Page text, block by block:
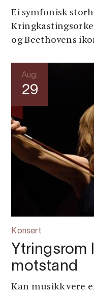
Ei symfonisk
og Beethovens
Aug.
29
Konsert
Ytringsrom
motstand
Kan musikk vere